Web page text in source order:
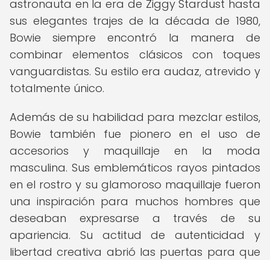
astronauta en la era de Ziggy Stardust hasta
sus elegantes trajes de la década de 1980,
Bowie siempre encontró la manera de
combinar elementos clásicos con toques
vanguardistas. Su estilo era audaz, atrevido y
totalmente único.
Además de su habilidad para mezclar estilos,
Bowie también fue pionero en el uso de
accesorios y maquillaje en la moda
masculina. Sus emblemáticos rayos pintados
en el rostro y su glamoroso maquillaje fueron
una inspiración para muchos hombres que
deseaban expresarse a través de su
apariencia. Su actitud de autenticidad y
libertad creativa abrió las puertas para que